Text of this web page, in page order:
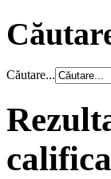
Căutare...